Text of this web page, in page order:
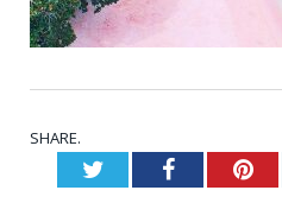
SHARE.
TwitterFacebook